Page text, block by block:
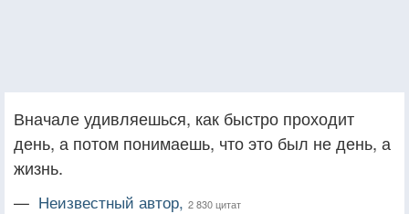
Вначале удивляешься, как быстро проходит
день, а потом понимаешь, что это был не день, а
жизнь.
— Неизвестный автор, 2 830 цитат